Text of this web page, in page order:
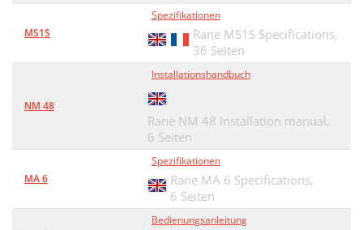
MS1S
Spezifikationen
Rane MS1S Specifications,
36 Seiten
NM 48
Installationshandbuch
Rane NM 48 Installation manual,
6 Seiten
MA 6
Spezifikationen
Rane MA 6 Specifications,
6 Seiten
Bedienungsanleitung